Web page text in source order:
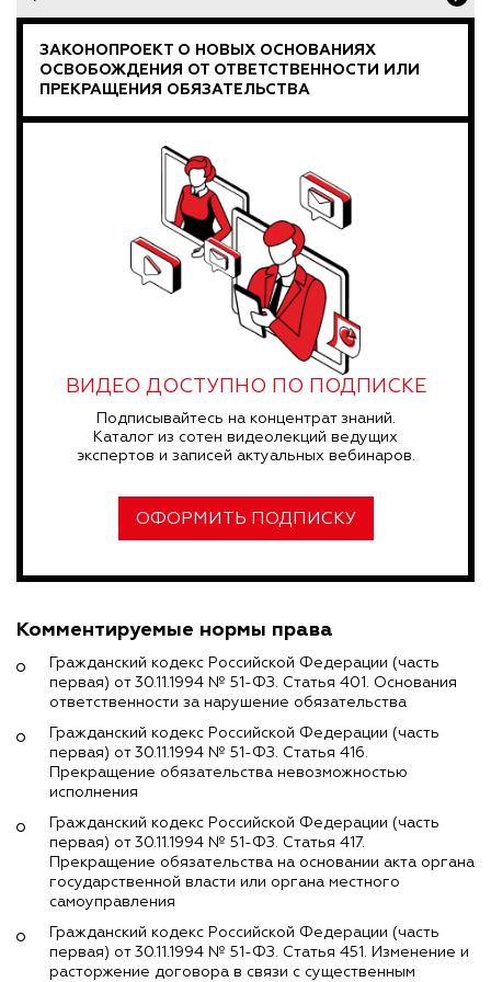
ЗАКОНОПРОЕКТ О НОВЫХ ОСНОВАНИЯХ
ОСВОБОЖДЕНИЯ ОТ ОТВЕТСТВЕННОСТИ ИЛИ
ПРЕКРАЩЕНИЯ ОБЯЗАТЕЛЬСТВА
ВИДЕО ДОСТУПНО ПО ПОДПИСКЕ
Подписывайтесь на концентрат знаний.
Каталог из сотен видеолекций ведущих
экспертов и записей актуальных вебинаров.
ОФОРМИТЬ ПОДПИСКУ
Комментируемые нормы права
Гражданский кодекс Российской Федерации (часть
первая) от 30.11.1994 № 51-ФЗ. Статья 401. Основания
ответственности за нарушение обязательства
Гражданский кодекс Российской Федерации (часть
первая) от 30.11.1994 № 51-ФЗ. Статья 416.
Прекращение обязательства невозможностью
исполнения
Гражданский кодекс Российской Федерации (часть
первая) от 30.11.1994 № 51-ФЗ. Статья 417.
Прекращение обязательства на основании акта органа
государственной власти или органа местного
самоуправления
Гражданский кодекс Российской Федерации (часть
первая) от 30.11.1994 № 51-ФЗ. Статья 451. Изменение и
расторжение договора в связи с существенным